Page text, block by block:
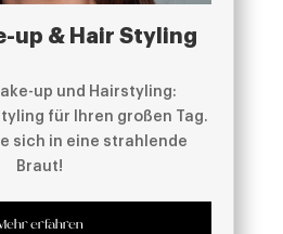
up & Hair Styling
up und Hairstyling:
für Ihren großen Tag.
sich in eine strahlende
Braut!
erfahren